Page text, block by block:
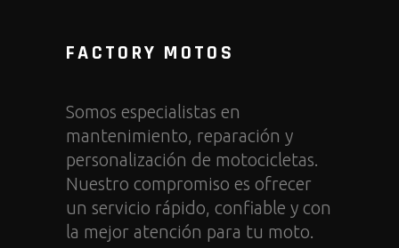
FACTORY MOTOS
Somos especialistas en
mantenimiento, reparación y
personalización de motocicletas.
Nuestro compromiso es ofrecer
un servicio rápido, confiable y con
la mejor atención para tu moto.